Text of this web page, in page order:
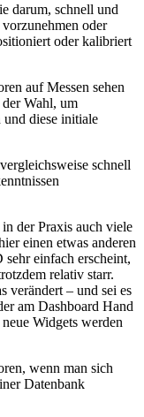
darum, schnell und
oder
oder kalibriert
auf Messen sehen
Wahl, um
und diese initiale
schnell
der Praxis auch viele
einen etwas anderen
einfach erscheint,
relativ starr.
verändert – und sei es
am Dashboard Hand
Widgets werden
wenn man sich
Datenbank